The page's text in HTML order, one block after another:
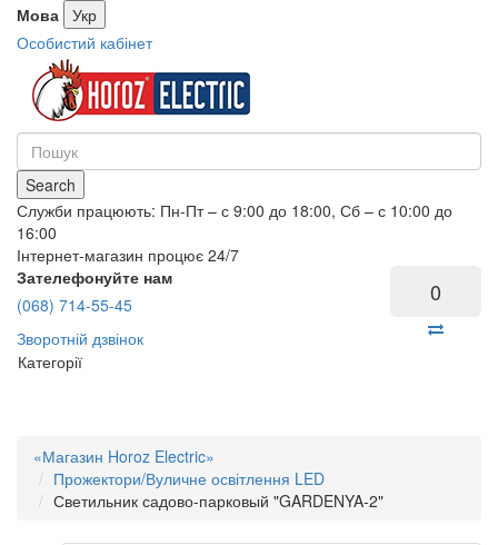
Мова Укр
Особистий кабінет
Search
Служби працюють: Пн-Пт – с 9:00 до 18:00, Сб – с 10:00 до
16:00
Інтернет-магазин процює 24/7
Зателефонуйте нам
(068) 714-55-45
Зворотній дзвінок
0
Категорії
«Магазин Horoz Electric»
Прожектори/Вуличне освітлення LED
Светильник садово-парковый "GARDENYA-2"